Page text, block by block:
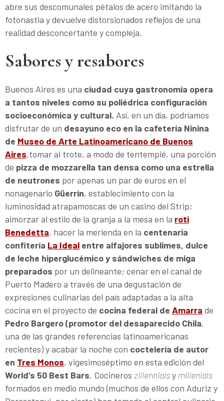
abre sus descomunales pétalos de acero imitando la
fotonastia y devuelve distorsionados reflejos de una
realidad desconcertante y compleja.
Sabores y resabores
Buenos Aires es una ciudad cuya gastronomía opera
a tantos niveles como su poliédrica configuración
socioeconómica y cultural. Así, en un día, podríamos
disfrutar de un desayuno eco en la cafetería Ninina
de Museo de Arte Latinoamericano de Buenos
Aires,tomar al trote, a modo de tentempié, una porción
de pizza de mozzarella tan densa como una estrella
de neutrones por apenas un par de euros en el
nonagenario Güerrín, establecimiento con la
luminosidad atrapamoscas de un casino del Strip;
almorzar al estilo de la granja a la mesa en la roti
Benedetta, hacer la merienda en la centenaria
confitería La Ideal entre alfajores sublimes, dulce
de leche hiperglucémico y sándwiches de miga
preparados por un delineante; cenar en el canal de
Puerto Madero a través de una degustación de
expresiones culinarias del país adaptadas a la alta
cocina en el proyecto de cocina federal de Amarra de
Pedro Bargero (promotor del desaparecido Chila,
una de las grandes referencias latinoamericanas
recientes) y acabar la noche con coctelería de autor
en Tres Monos, vigesimoséptimo en esta edición del
World’s 50 Best Bars. Cocineros zillennialsy millenials
formados en medio mundo (muchos de ellos con Aduriz y